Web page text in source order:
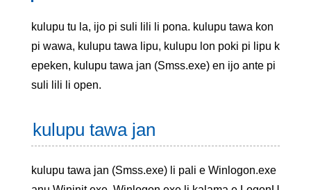
kulupu tu la, ijo pi suli lili li pona. kulupu tawa kon
pi wawa, kulupu tawa lipu, kulupu lon poki pi lipu k
epeken, kulupu tawa jan (Smss.exe) en ijo ante pi
suli lili li open.
kulupu tawa jan
kulupu tawa jan (Smss.exe) li pali e Winlogon.exe